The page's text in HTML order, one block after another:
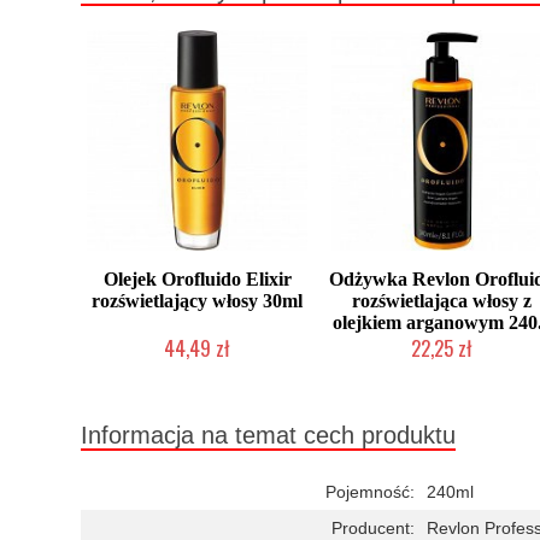
Olejek Orofluido Elixir
rozświetlający włosy 30ml
44,49 zł
Odżywka Revlon
rozświetlająca włosy z
olejkiem arganowym
22,25 zł
Informacja na temat cech produktu
Pojemność:
240ml
Producent:
Revlon